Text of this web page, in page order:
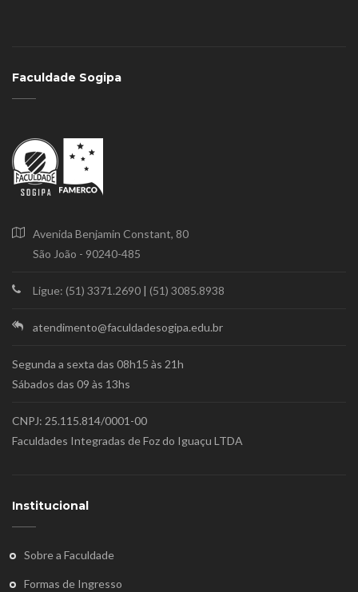
Faculdade Sogipa
Avenida Benjamin Constant, 80
São João - 90240-485
Ligue: (51) 3371.2690 | (51) 3085.8938
atendimento@faculdadesogipa.edu.br
Segunda a sexta das 08h15 às 21h
Sábados das 09 às 13hs
CNPJ: 25.115.814/0001-00
Faculdades Integradas de Foz do Iguaçu LTDA
Institucional
Sobre a Faculdade
Formas de Ingresso